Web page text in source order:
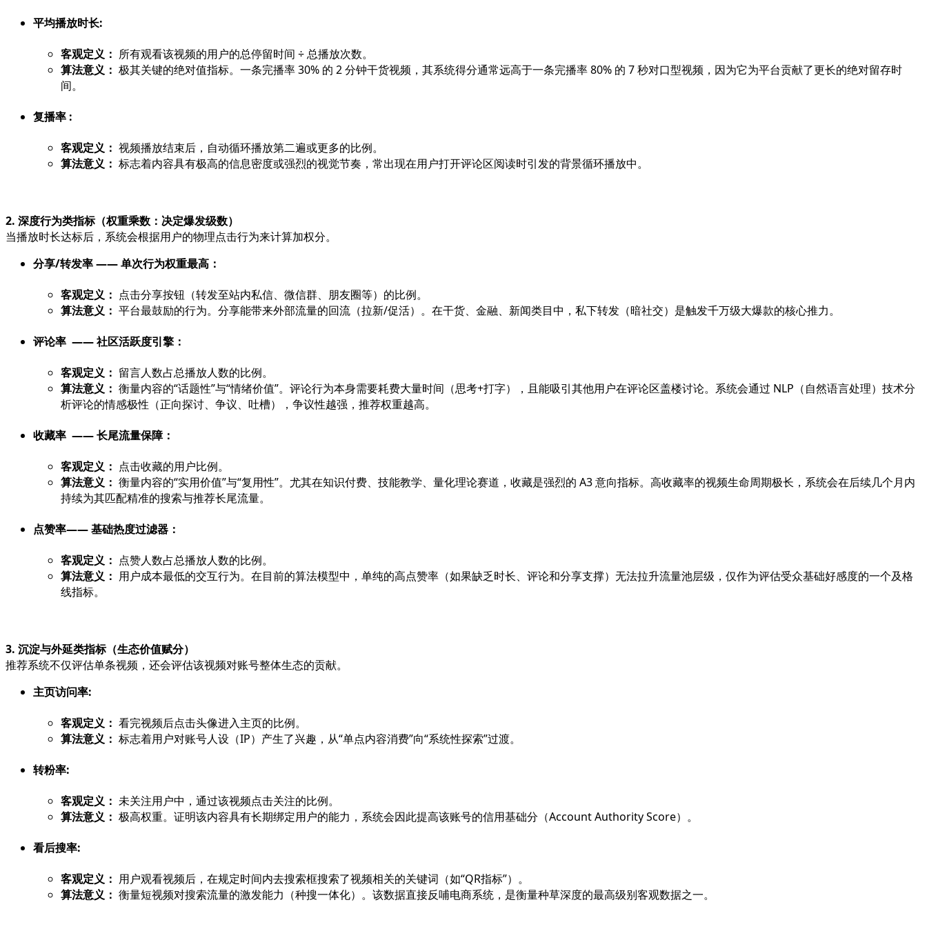
平均播放时长:
客观定义： 所有观看该视频的用户的总停留时间 ÷ 总播放次数。
算法意义： 极其关键的绝对值指标。一条完播率 30% 的 2 分钟干货视频，其系统得分通常远高于一条完播率 80% 的 7 秒对口型视频，因为它为平台贡献了更长的绝对留存时
间。
复播率 :
客观定义： 视频播放结束后，自动循环播放第二遍或更多的比例。
算法意义： 标志着内容具有极高的信息密度或强烈的视觉节奏，常出现在用户打开评论区阅读时引发的背景循环播放中。
2. 深度行为类指标（权重乘数：决定爆发级数）
当播放时长达标后，系统会根据用户的物理点击行为来计算加权分。
分享/转发率 —— 单次行为权重最高：
客观定义： 点击分享按钮（转发至站内私信、微信群、朋友圈等）的比例。
算法意义： 平台最鼓励的行为。分享能带来外部流量的回流（拉新/促活）。在干货、金融、新闻类目中，私下转发（暗社交）是触发千万级大爆款的核心推力。
评论率 —— 社区活跃度引擎：
客观定义： 留言人数占总播放人数的比例。
算法意义： 衡量内容的“话题性”与“情绪价值”。评论行为本身需要耗费大量时间（思考+打字），且能吸引其他用户在评论区盖楼讨论。系统会通过 NLP（自然语言处理）技术分
析评论的情感极性（正向探讨、争议、吐槽），争议性越强，推荐权重越高。
收藏率 —— 长尾流量保障：
客观定义： 点击收藏的用户比例。
算法意义： 衡量内容的“实用价值”与“复用性”。尤其在知识付费、技能教学、量化理论赛道，收藏是强烈的 A3 意向指标。高收藏率的视频生命周期极长，系统会在后续几个月内
持续为其匹配精准的搜索与推荐长尾流量。
点赞率—— 基础热度过滤器：
客观定义： 点赞人数占总播放人数的比例。
算法意义： 用户成本最低的交互行为。在目前的算法模型中，单纯的高点赞率（如果缺乏时长、评论和分享支撑）无法拉升流量池层级，仅作为评估受众基础好感度的一个及格
线指标。
3. 沉淀与外延类指标（生态价值赋分）
推荐系统不仅评估单条视频，还会评估该视频对账号整体生态的贡献。
主页访问率:
客观定义： 看完视频后点击头像进入主页的比例。
算法意义： 标志着用户对账号人设（IP）产生了兴趣，从“单点内容消费”向“系统性探索”过渡。
转粉率:
客观定义： 未关注用户中，通过该视频点击关注的比例。
算法意义： 极高权重。证明该内容具有长期绑定用户的能力，系统会因此提高该账号的信用基础分（Account Authority Score）。
看后搜率:
客观定义： 用户观看视频后，在规定时间内去搜索框搜索了视频相关的关键词（如“QR指标”）。
算法意义： 衡量短视频对搜索流量的激发能力（种搜一体化）。该数据直接反哺电商系统，是衡量种草深度的最高级别客观数据之一。